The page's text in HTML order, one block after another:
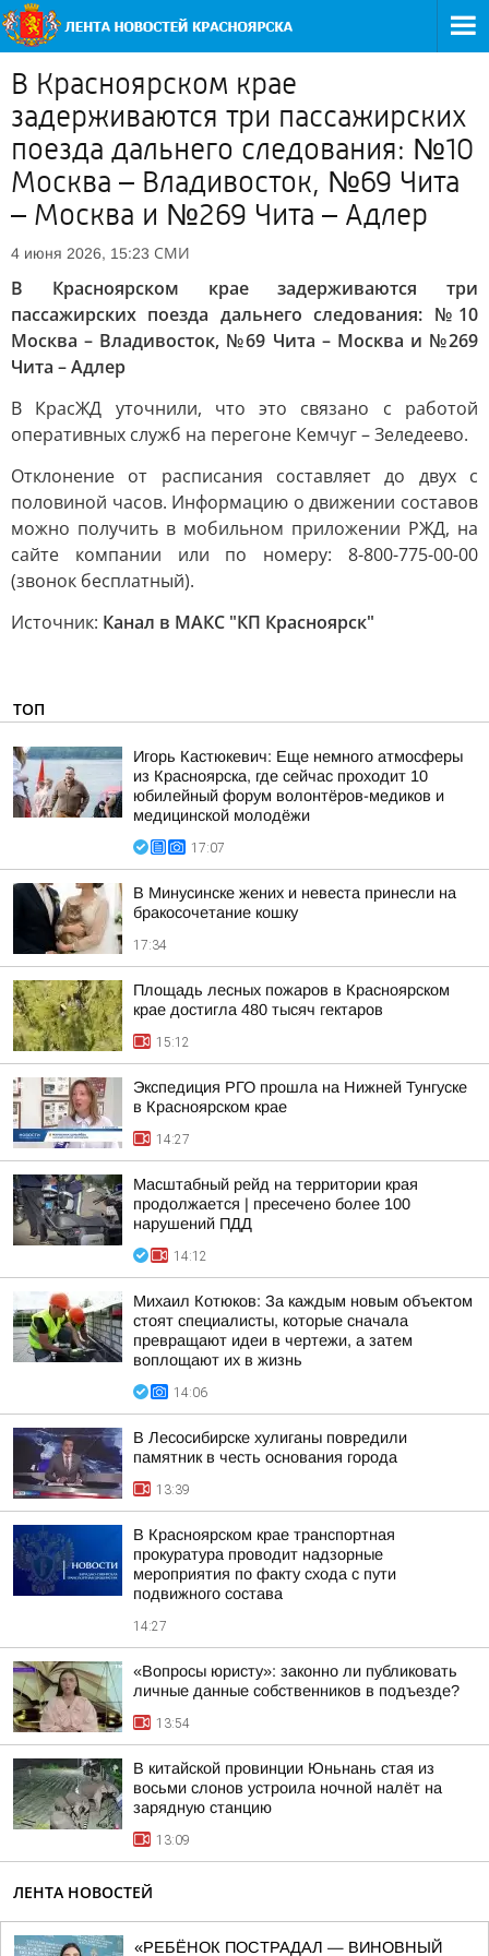
В Красноярском крае
задерживаются три пассажирских
поезда дальнего следования: №10
Москва – Владивосток, №69 Чита
– Москва и №269 Чита – Адлер
4 июня 2026, 15:23 СМИ
В Красноярском крае задерживаются три
пассажирских поезда дальнего следования: №10
Москва – Владивосток, №69 Чита – Москва и №269
Чита – Адлер
В КрасЖД уточнили, что это связано с работой
оперативных служб на перегоне Кемчуг – Зеледеево.
Отклонение от расписания составляет до двух с
половиной часов. Информацию о движении составов
можно получить в мобильном приложении РЖД, на
сайте компании или по номеру: 8-800-775-00-00
(звонок бесплатный).
Источник: Канал в МАКС "КП Красноярск"
ТОП
Игорь Кастюкевич: Еще немного атмосферы
из Красноярска, где сейчас проходит 10
юбилейный форум волонтёров-медиков и
медицинской молодёжи
17:07
В Минусинске жених и невеста принесли на
бракосочетание кошку
17:34
Площадь лесных пожаров в Красноярском
крае достигла 480 тысяч гектаров
15:12
Экспедиция РГО прошла на Нижней Тунгуске
в Красноярском крае
14:27
Масштабный рейд на территории края
продолжается | пресечено более 100
нарушений ПДД
14:12
Михаил Котюков: За каждым новым объектом
стоят специалисты, которые сначала
превращают идеи в чертежи, а затем
воплощают их в жизнь
14:06
В Лесосибирске хулиганы повредили
памятник в честь основания города
13:39
В Красноярском крае транспортная
прокуратура проводит надзорные
мероприятия по факту схода с пути
подвижного состава
14:27
«Вопросы юристу»: законно ли публиковать
личные данные собственников в подъезде?
13:54
В китайской провинции Юньнань стая из
восьми слонов устроила ночной налёт на
зарядную станцию
13:09
ЛЕНТА НОВОСТЕЙ
«РЕБЁНОК ПОСТРАДАЛ — ВИНОВНЫЙ